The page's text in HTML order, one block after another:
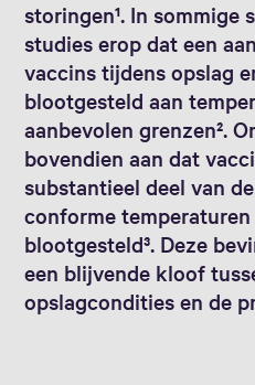
storingen¹. In sommige
studies erop dat een
vaccins tijdens opslag
blootgesteld aan
aanbevolen grenzen².
bovendien aan dat
substantieel deel van
conforme
blootgesteld³. Deze
een blijvende kloof
opslagcondities en de